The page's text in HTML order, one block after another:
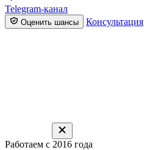
Telegram-канал
Оценить шансы Консультация
Работаем с 2016 года